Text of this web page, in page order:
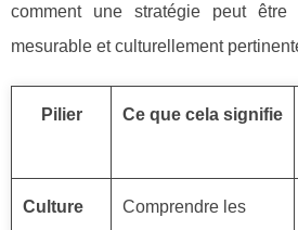
comment une stratégie peut
mesurable et culturellement
Pilier Ce que cela signifie
Culture
Comprendre les